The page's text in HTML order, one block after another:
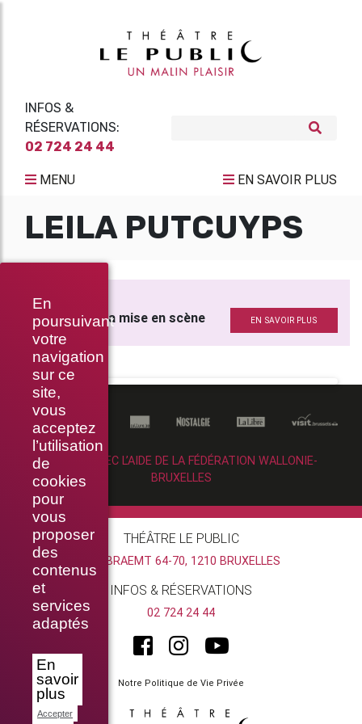
En
poursuivant
votre
navigation
sur ce
site,
vous
acceptez
l’utilisation
de
cookies
pour
vous
proposer
des
contenus
et
services
adaptés
En
savoir
plus
Accepter
INFOS &
RÉSERVATIONS:
02 724 24 44
MENU EN SAVOIR PLUS
LEILA PUTCUYPS
LA FORÊT
Assistante à la mise en scène EN SAVOIR PLUS
RÉALISÉ AVEC L’AIDE DE LA FÉDÉRATION WALLONIE-
BRUXELLES
THÉÂTRE LE PUBLIC
RUE BRAEMT 64-70, 1210 BRUXELLES
INFOS & RÉSERVATIONS
02 724 24 44
Notre Politique de Vie Privée